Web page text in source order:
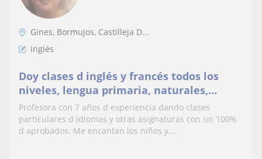
Gines, Bormujos, Castilleja D...
Inglés
Doy clases d inglés y francés todos los
niveles, lengua primaria, naturales,
historia
Profesora con 7 años d experiencia dando clases
particulares d idiomas y otras asignaturas con un 100%
d aprobados. Me encantan los niños y...